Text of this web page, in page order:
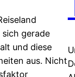
gerade
und diese
aus. Nicht